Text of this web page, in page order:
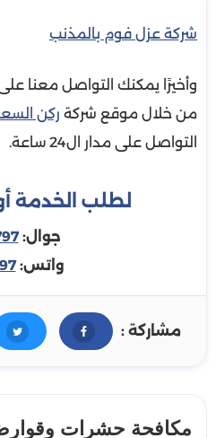
شركة عزل فوم بالمذنب
وأخيرًا يمكنك التواصل معنا
من خلال موقع شركة ركن
التواصل على مدار ال24 ساعة.
لطلب الخدمة
جوال:
واتس:
مشاركة :
مكافحة حشرات